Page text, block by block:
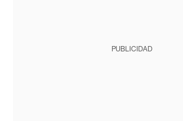
PUBLICIDAD